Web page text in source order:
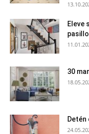
Eleve
30